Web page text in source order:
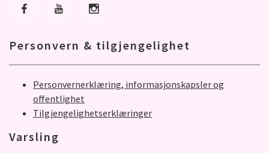
Gå til Facebook
Gå til YoutubeGå til Instagram
Personvern & tilgjengelighet
Personvernerklæring, informasjonskapsler og
offentlighet
Tilgjengelighetserklæringer
Varsling